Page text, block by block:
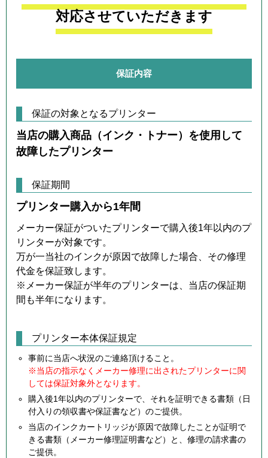
対応させていただきます
保証内容
保証の対象となるプリンター
当店の購入商品（インク・トナー）を使用して
故障したプリンター
保証期間
プリンター購入から1年間
メーカー保証がついたプリンターで購入後1年以内のプ
リンターが対象です。
万が一当社のインクが原因で故障した場合、その修理
代金を保証致します。
※メーカー保証が半年のプリンターは、当店の保証期
間も半年になります。
プリンター本体保証規定
事前に当店へ状況のご連絡頂けること。
※当店の指示なくメーカー修理に出されたプリンターに関
しては保証対象外となります。
購入後1年以内のプリンターで、それを証明できる書類（日
付入りの領収書や保証書など）のご提供。
当店のインクカートリッジが原因で故障したことが証明で
きる書類（メーカー修理証明書など）と、修理の請求書の
ご提供。